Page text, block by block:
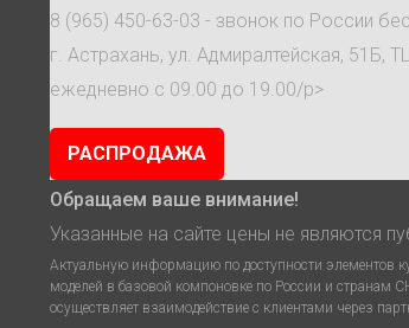
8 (965) 450-63-03 - звонок по России
г. Астрахань, ул. Адмиралтейская, 51Б,
ежедневно с 09.00 до 19.00/p>
РАСПРОДАЖА
Обращаем ваше внимание!
Указанные на сайте цены не являются
Актуальную информацию по доступности элементов
моделей в базовой компоновке по России и странам
осуществляет взаимодействие с клиентами через